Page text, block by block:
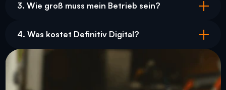
3. Wie groß muss mein Betrieb sein?
4. Was kostet Definitiv Digital?